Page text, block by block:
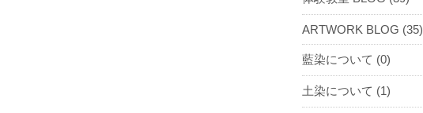
ARTWORK BLOG (35)
藍染について (0)
土染について (1)